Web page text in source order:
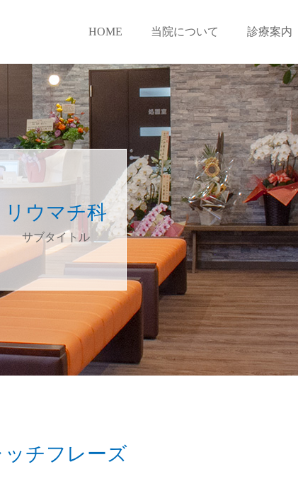
HOME 当院について 診療案内
リウマチ科
サブタイトル
チフレーズ